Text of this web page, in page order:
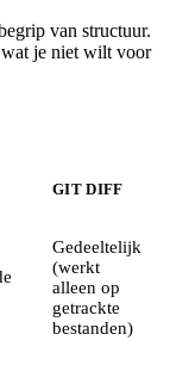
van structuur.
je niet wilt voor
GIT DIFF
Gedeeltelijk
(werkt
alleen op
getrackte
bestanden)